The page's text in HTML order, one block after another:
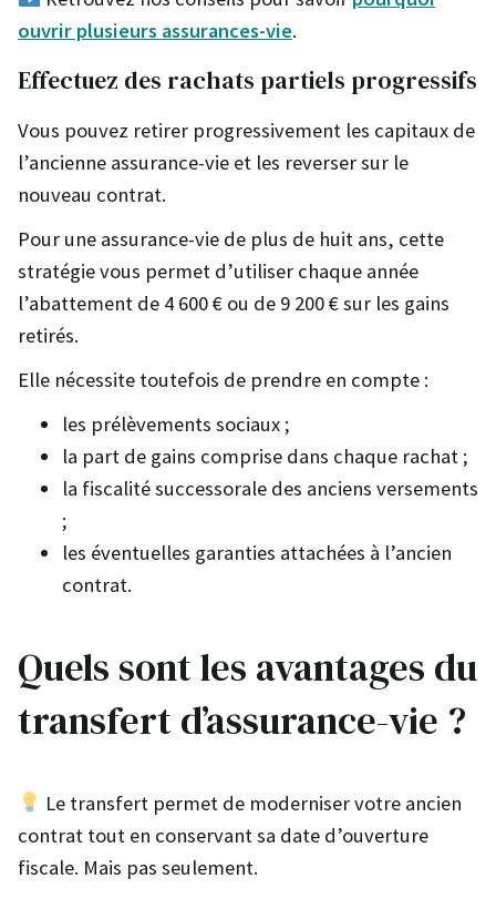
ouvrir plusieurs assurances-vie.
Effectuez des rachats partiels progressifs
Vous pouvez retirer progressivement les capitaux de
l’ancienne assurance-vie et les reverser sur le
nouveau contrat.
Pour une assurance-vie de plus de huit ans, cette
stratégie vous permet d’utiliser chaque année
l’abattement de 4 600 € ou de 9 200 € sur les gains
retirés.
Elle nécessite toutefois de prendre en compte :
les prélèvements sociaux ;
la part de gains comprise dans chaque rachat ;
la fiscalité successorale des anciens versements
;
les éventuelles garanties attachées à l’ancien
contrat.
Quels sont les avantages du
transfert d’assurance-vie ?
Le transfert permet de moderniser votre ancien
contrat tout en conservant sa date d’ouverture
fiscale. Mais pas seulement.